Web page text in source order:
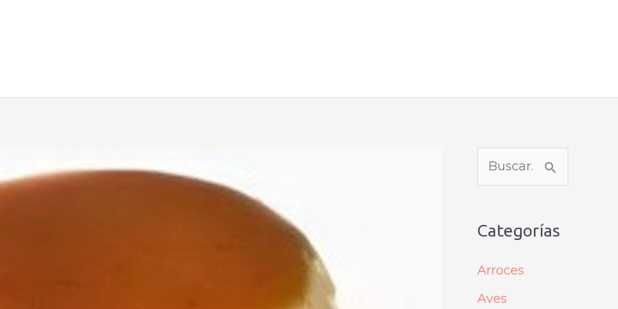
a
r
Categorías
Arroces
Aves